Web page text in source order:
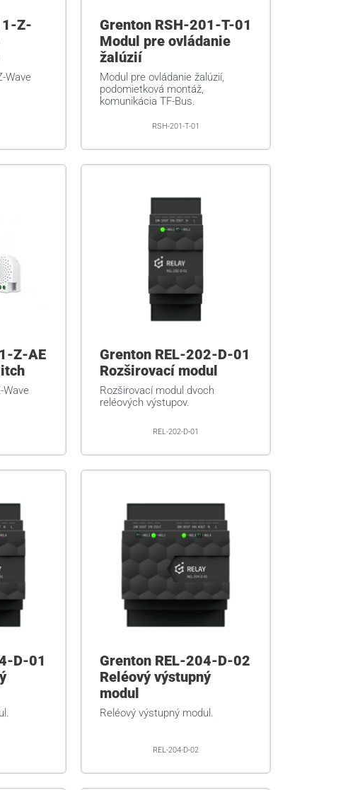
Z-
Wave
Grenton RSH-201-T-01
Modul pre ovládanie
žalúzií
Modul pre ovládanie žalúzií,
podomietková montáž,
komunikácia TF-Bus.
RSH-201-T-01
Z-AE
Wave
Grenton REL-202-D-01
Rozširovací modul
Rozširovací modul dvoch
reléových výstupov.
REL-202-D-01
D-01
Grenton REL-204-D-02
Reléový výstupný
modul
Reléový výstupný modul.
REL-204-D-02